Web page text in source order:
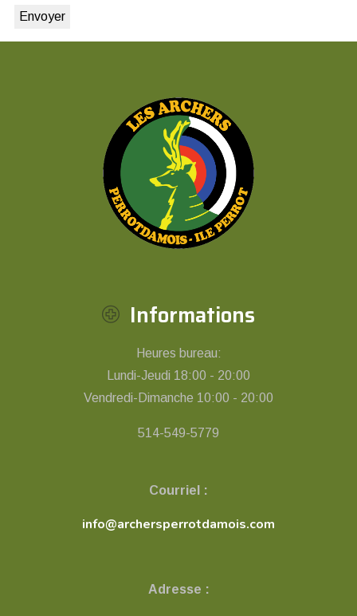
Informations
Heures bureau:
Lundi-Jeudi 18:00 - 20:00
Vendredi-Dimanche 10:00 - 20:00
514-549-5779
Courriel :
info@archersperrotdamois.com
Adresse :